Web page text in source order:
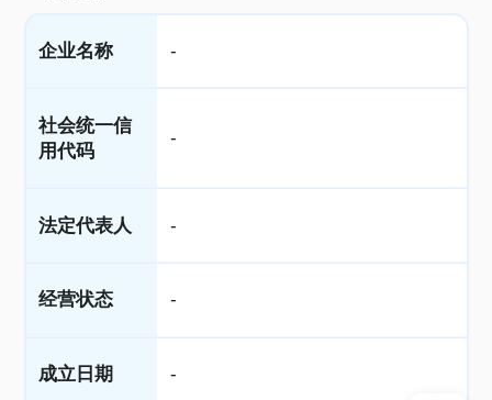
企业名称 -
社会统一信
用代码
-
法定代表人 -
经营状态 -
成立日期 -